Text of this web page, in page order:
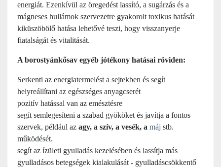
energiát. Ezenkívül az öregedést lassító, a sugárzás és a
mágneses hullámok szervezetre gyakorolt toxikus hatását
kiküszöbölő hatása lehetővé teszi, hogy visszanyerje
fiatalságát és vitalitását.
A borostyánkősav egyéb jótékony hatásai röviden:
Serkenti az energiatermelést a sejtekben és segít
helyreállítani az egészséges anyagcserét
pozitív hatással van az emésztésre
segít semlegesíteni a szabad gyököket és javítja a fontos
szervek, például az agy, a szív, a vesék, a máj stb.
működését.
segít az ízületi gyulladás kezelésében és lassítja más
gyulladásos betegségek kialakulását - gyulladáscsökkentő